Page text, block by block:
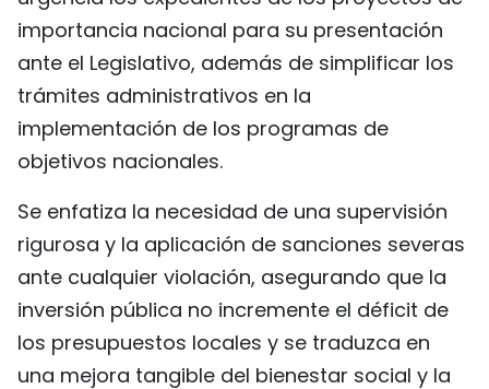
importancia nacional para su presentación
ante el Legislativo, además de simplificar los
trámites administrativos en la
implementación de los programas de
objetivos nacionales.
Se enfatiza la necesidad de una supervisión
rigurosa y la aplicación de sanciones severas
ante cualquier violación, asegurando que la
inversión pública no incremente el déficit de
los presupuestos locales y se traduzca en
una mejora tangible del bienestar social y la